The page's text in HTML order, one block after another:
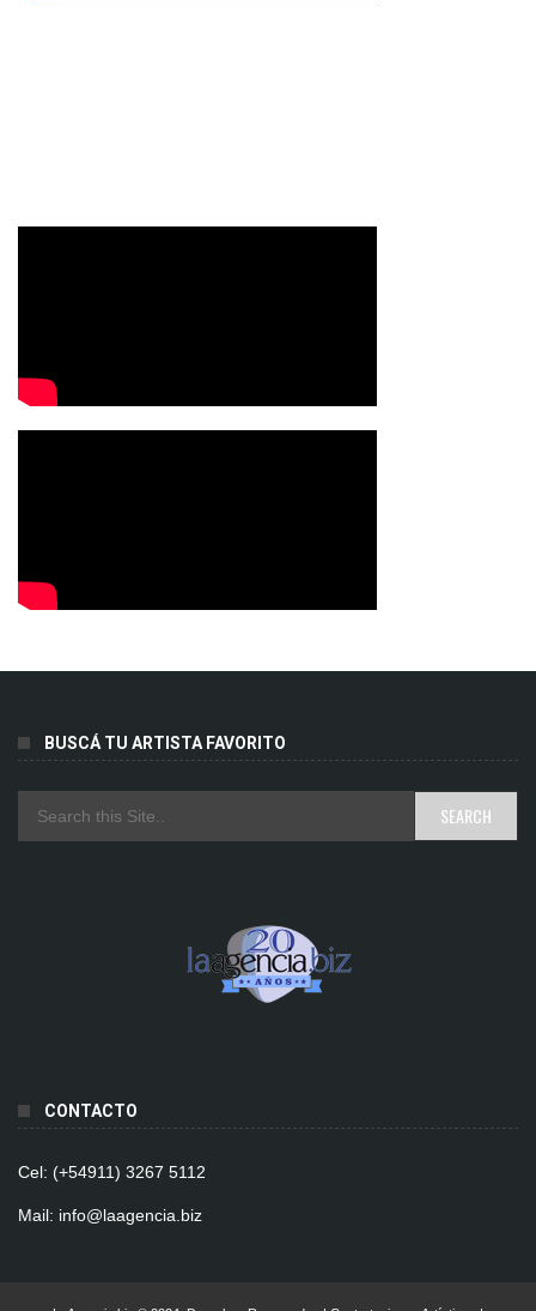
BUSCÁ TU ARTISTA FAVORITO
CONTACTO
Cel: (+54911) 3267 5112
Mail: info@laagencia.biz